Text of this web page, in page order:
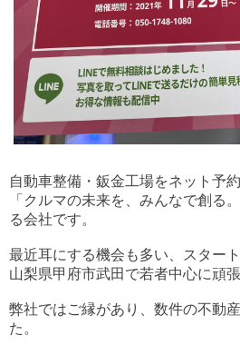
⾃動⾞整備・鈑⾦⼯場をネット予
「クルマの未来を、みんなで創る
る会社です。
最近耳にする機会も多い、スター
山梨県甲府市武田で若者中心に頑
弊社ではご縁があり、数件の不動
た。